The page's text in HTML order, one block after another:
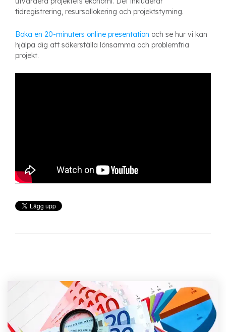
tidregistrering, resursallokering och projektstyrning.
Boka en 20-minuters online presentation och se hur vi kan
hjälpa dig att säkerställa lönsamma och problemfria
projekt.